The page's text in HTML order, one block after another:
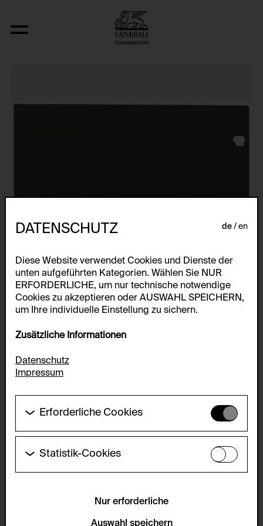
Relocated Planes I: Indoor Series, 6/69
DATENSCHUTZ de en
Diese Website verwendet Cookies und Dienste der
unten aufgeführten Kategorien. Wählen Sie NUR
ERFORDERLICHE, um nur technische notwendige
Cookies zu akzeptieren oder AUSWAHL SPEICHERN,
um Ihre individuelle Einstellung zu sichern.
Zusätzliche Informationen
Datenschutz
Impressum
Erforderliche Cookies
Grundfunktionalität dieser Website zu ermöglichen.
Diese Cookies können daher nicht deaktiviert
werden.
accepted_optional_cookies_24723
Statistik-Cookies
Website laufend verbessert werden kann. Die Daten
Nur erforderliche
Auswahl speichern